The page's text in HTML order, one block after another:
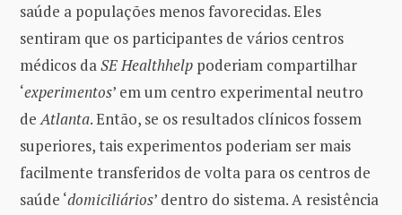
saúde a populações menos favorecidas. Eles
sentiram que os participantes de vários centros
médicos daSE Healthhelp poderiam compartilhar
‘experimentos’ em um centro experimental neutro
deAtlanta. Então, se os resultados clínicos fossem
superiores, tais experimentos poderiam ser mais
facilmente transferidos de volta para os centros de
saúde ‘domiciliários’ dentro do sistema. A resistência